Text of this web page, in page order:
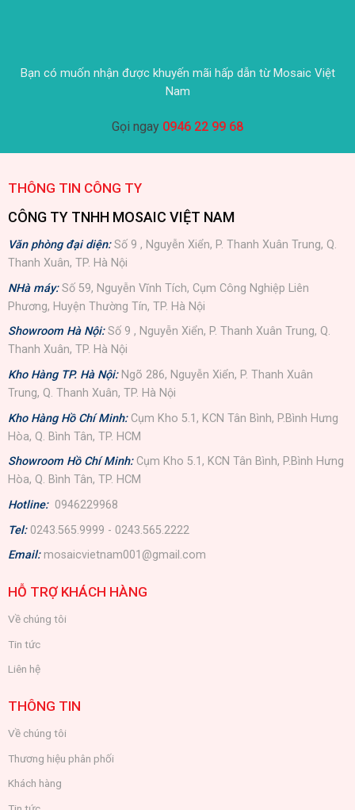
Bạn có muốn nhận được khuyến mãi hấp dẫn từ Mosaic Việt
Nam
Gọi ngay 0946 22 99 68
THÔNG TIN CÔNG TY
CÔNG TY TNHH MOSAIC VIỆT NAM
Văn phòng đại diện:Số 9 , Nguyễn Xiển, P. Thanh Xuân Trung, Q.
Thanh Xuân, TP. Hà Nội
NHà máy: Số 59, Nguyễn Vĩnh Tích, Cụm Công Nghiệp Liên
Phương, Huyện Thường Tín, TP. Hà Nội
Showroom Hà Nội: Số 9 , Nguyễn Xiển, P. Thanh Xuân Trung, Q.
Thanh Xuân, TP. Hà Nội
Kho Hàng TP. Hà Nội: Ngõ 286, Nguyễn Xiển, P. Thanh Xuân
Trung, Q. Thanh Xuân, TP. Hà Nội
Kho Hàng Hồ Chí Minh: Cụm Kho 5.1, KCN Tân Bình, P.Bình Hưng
Hòa, Q. Bình Tân, TP. HCM
Showroom Hồ Chí Minh: Cụm Kho 5.1, KCN Tân Bình, P.Bình Hưng
Hòa, Q. Bình Tân, TP. HCM
Hotline: 0946229968
Tel: 0243.565.9999 - 0243.565.2222
Email: mosaicvietnam001@gmail.com
HỖ TRỢ KHÁCH HÀNG
Về chúng tôi
Tin tức
Liên hệ
THÔNG TIN
Về chúng tôi
Thương hiệu phân phối
Khách hàng